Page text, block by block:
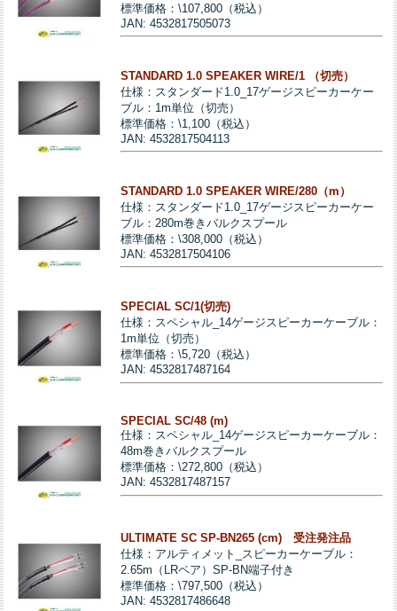
標準価格：\107,800（税込）
JAN: 4532817505073
STANDARD 1.0 SPEAKER WIRE/1 （切売）
仕様：スタンダード1.0_17ゲージスピーカーケー
ブル：1m単位（切売）
標準価格：\1,100（税込）
JAN: 4532817504113
STANDARD 1.0 SPEAKER WIRE/280（m）
仕様：スタンダード1.0_17ゲージスピーカーケー
ブル：280m巻きバルクスプール
標準価格：\308,000（税込）
JAN: 4532817504106
SPECIAL SC/1(切売)
仕様：スペシャル_14ゲージスピーカーケーブル：
1m単位（切売）
標準価格：\5,720（税込）
JAN: 4532817487164
SPECIAL SC/48 (m)
仕様：スペシャル_14ゲージスピーカーケーブル：
48m巻きバルクスプール
標準価格：\272,800（税込）
JAN: 4532817487157
ULTIMATE SC SP-BN265 (cm) 受注発注品
仕様：アルティメット_スピーカーケーブル：
2.65m（LRペア）SP-BN端子付き
標準価格：\797,500（税込）
JAN: 4532817486648